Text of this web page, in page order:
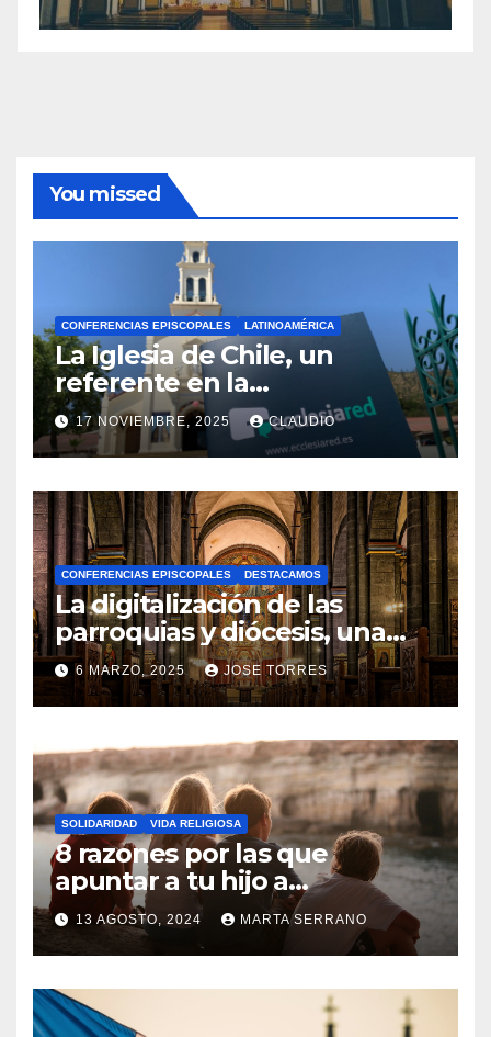
You missed
CONFERENCIAS EPISCOPALES LATINOAMÉRICA
La Iglesia de Chile, un
referente en la
transformación digital
gracias a Ecclesiared
17 NOVIEMBRE, 2025 CLAUDIO
N
O
H
A
Y
C
O
M
N
T
A
R
I
O
S
CONFERENCIAS EPISCOPALES DESTACAMOS
La digitalización de las
parroquias y diócesis, una
realidad ya para el futuro de
la Iglesia
6 MARZO, 2025 JOSE TORRES
N
O
H
A
Y
SOLIDARIDAD VIDA RELIGIOSA
8 razones por las que
apuntar a tu hijo a
Catequesis
13 AGOSTO, 2024 MARTA SERRANO
N
O